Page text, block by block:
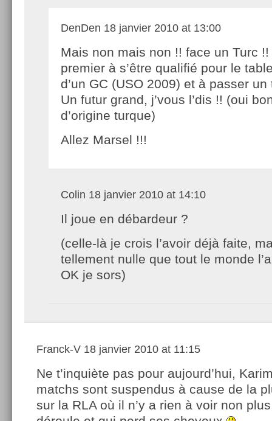
DenDen 18 janvier 2010 at 13:00
Mais non mais non !! face un Turc !!
premier à s’être qualifié pour le
d’un GC (USO 2009) et à passer un
Un futur grand, j’vous l’dis !! (oui
d’origine turque)
Allez Marsel !!!
Colin 18 janvier 2010 at 14:10
Il joue en débardeur ?
(celle-là je crois l’avoir déjà faite,
tellement nulle que tout le monde
OK je sors)
Franck-V 18 janvier 2010 at 11:15
Ne t’inquiète pas pour aujourd’hui,
matchs sont suspendus à cause de la
sur la RLA où il n’y a rien à voir non